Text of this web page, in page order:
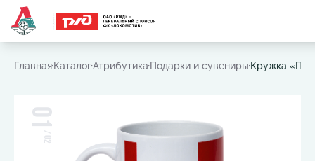
Главная КаталогАтрибутика Подарки и сувениры Кружка
01
/
02